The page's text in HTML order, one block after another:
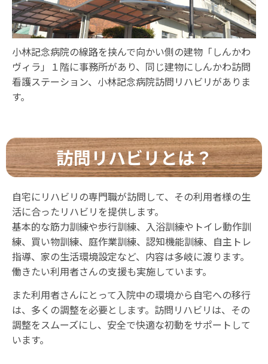
小林記念病院の線路を挟んで向かい側の建物「しんかわ
ヴィラ」１階に事務所があり、同じ建物にしんかわ訪問
看護ステーション、小林記念病院訪問リハビリがありま
す。
訪問リハビリとは？
自宅にリハビリの専門職が訪問して、その利用者様の生
活に合ったリハビリを提供します。
基本的な筋力訓練や歩行訓練、入浴訓練やトイレ動作訓
練、買い物訓練、庭作業訓練、認知機能訓練、自主トレ
指導、家の生活環境設定など、内容は多岐に渡ります。
働きたい利用者さんの支援も実施しています。
また利用者さんにとって入院中の環境から自宅への移行
は、多くの調整を必要とします。訪問リハビリは、その
調整をスムーズにし、安全で快適な初動をサポートして
います。